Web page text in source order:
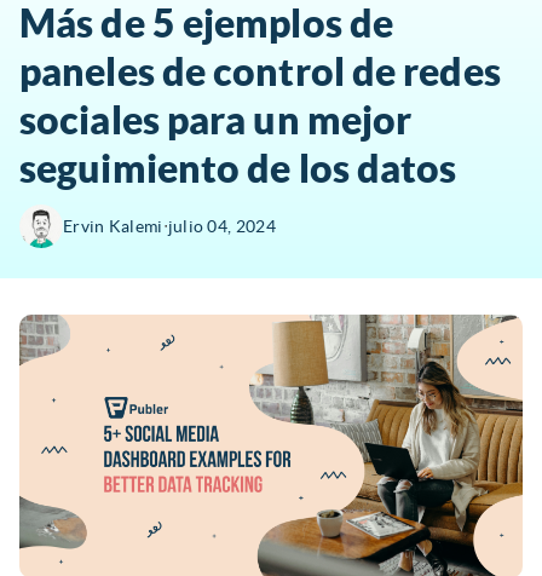
Más de 5 ejemplos de
paneles de control de redes
sociales para un mejor
seguimiento de los datos
Ervin Kalemi∙julio 04, 2024